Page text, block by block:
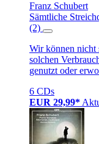
Franz Schubert
Sämtliche
(2)
Wir können nicht
solchen
genutzt oder
6 CDs
EUR 29,99*